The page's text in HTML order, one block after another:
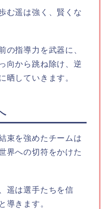
む遥は強く、賢くな
の指導力を武器に、
向から跳ね除け、逆
晒していきます。
束を強めたチームは
界への切符をかけた
遥は選手たちを信
導きます。